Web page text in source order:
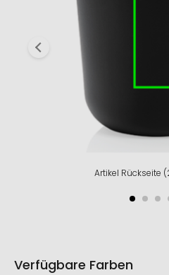
Artikel Rückseite
Verfügbare Farben